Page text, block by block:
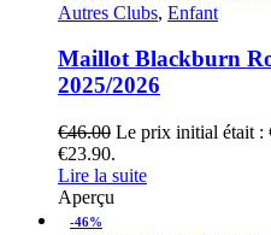
Autres Clubs, Enfant
Maillot Blackburn
2025/2026
€46.00 Le prix initial était :
€23.90.
Lire la suite
Aperçu
-46%